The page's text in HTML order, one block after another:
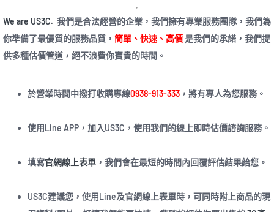
We are US3C. 我們是合法經營的企業，我們擁有專業服務團隊，我們為
你準備了最優質的服務品質， 簡單、快速、高價是我們的承諾，我們提
供多種估價管道，絕不浪費你寶貴的時間。
於營業時間中撥打收購專線0938-913-333 ，將有專人為您服務。
使用Line APP，加入US3C，使用我們的線上即時估價諮詢服務。
填寫官網線上表單 ，我們會在最短的時間內回覆評估結果給您。
US3C建議您，使用Line及官網線上表單時，可同時附上商品的現